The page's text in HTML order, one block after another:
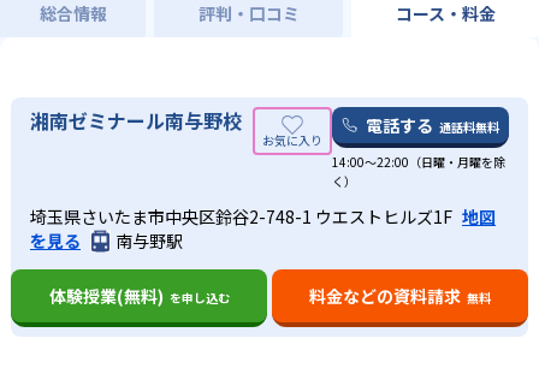
総合情報 評判・口コミ コース・料金
湘南ゼミナール南与野校 電話する 通話料無料
14:00〜22:00（日曜・月曜を除
く）
埼玉県さいたま市中央区鈴谷2-748-1 ウエストヒルズ1F 地図
を見る
南与野駅
体験授業(無料) を申し込む 料金などの資料請求 無料